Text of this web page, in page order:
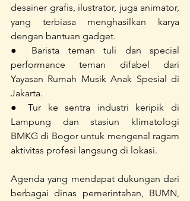
desainer grafis, ilustrator, juga animator,
yang terbiasa menghasilkan karya
dengan bantuan gadget.
● Barista teman tuli dan special
performance teman difabel dari
Yayasan Rumah Musik Anak Spesial di
Jakarta.
● Tur ke sentra industri keripik di
Lampung dan stasiun klimatologi
BMKG di Bogor untuk mengenal ragam
aktivitas profesi langsung di lokasi.
Agenda yang mendapat dukungan dari
berbagai dinas pemerintahan, BUMN,